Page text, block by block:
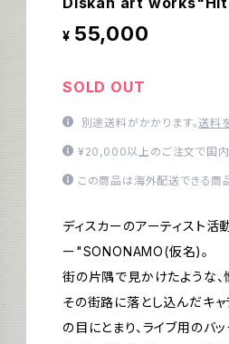
¥ 55,000
SOLD OUT
別途送料がかかります。送料
¥20,000以上のご注文で国内
この商品は海外配送できる商
ディスカーのアーティスト活
ー"SONONAMO(仮名)。
街の片隅で見かけたような、
その街路に落とし込んだキ
の目にとまり、ライブ用のバ